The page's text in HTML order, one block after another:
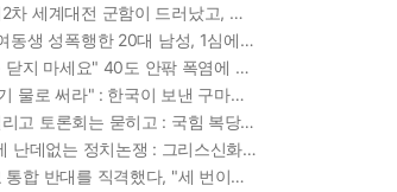
다뉴브강에서 제2차 세계대전 군함이 드러났고, 포항 수돗물은 갑자기 짜졌다 : 폭염·가뭄이 만든 낯선 풍경
부모 외출 틈타 여동생 성폭행한 20대 남성, 1심에서 5년형 선고 : 친족 간 '암수범죄'의 심각성
"실외기 과열, 문 닫지 마세요" 40도 안팎 폭염에 쉼 없이 도는 에어컨 : 화재 위험 경고등!
"한국산 물은 변기 물로 써라" : 한국이 보낸 구마모토 지진 구호품에 한 일본인의 '어처구니 없는' 반응
필리버스터는 밀리고 토론회는 묻히고 : 국힘 복당 원하는 한동훈, '검사 정치'의 한계만 드러내나
영화 '오디세이'에 난데없는 정치논쟁 : 그리스신화 공간에서 '트럼프 전쟁의 참혹함'이 보인다
이재명 사관학교 통합 반대를 직격했다, "세 번이나 군사 쿠데타 했는데 압도적 지위"